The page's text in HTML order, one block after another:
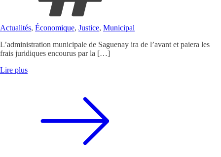
Actualités, Économique, Justice, Municipal
L’administration municipale de Saguenay ira de l’avant et paiera les
frais juridiques encourus par la […]
Lire plus